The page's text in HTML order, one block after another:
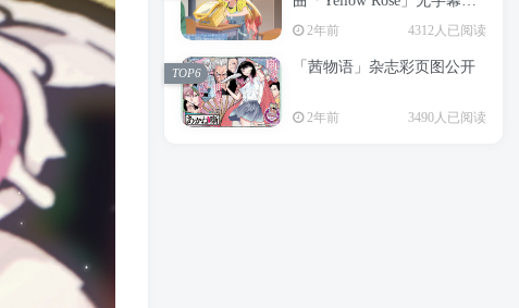
公开
2年前 4312人已阅读
「茜物语」杂志彩页图公开
2年前 3490人已阅读
TOP6